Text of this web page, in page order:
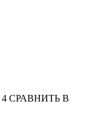
4 СРАВНИТЬ В